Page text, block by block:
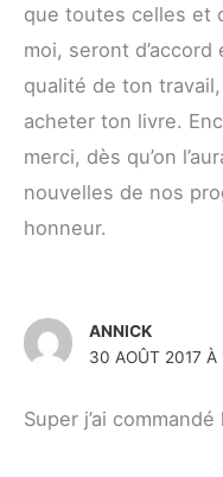
que toutes celles et
moi, seront
qualité de ton
acheter ton livre.
merci, dès qu’on
nouvelles de nos
honneur.
ANNICK
30 AOÛT 2017
Super j’ai